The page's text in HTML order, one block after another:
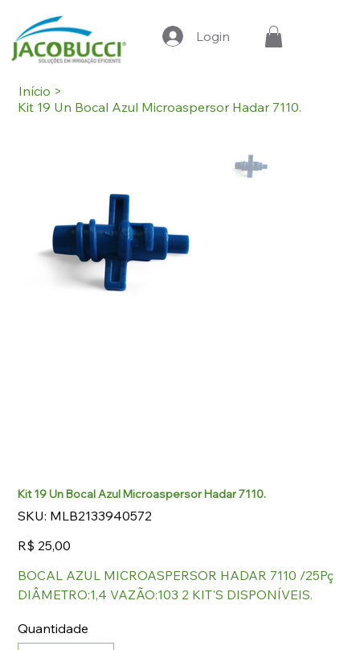
Login
Início >
Kit 19 Un Bocal Azul Microaspersor Hadar 7110.
Kit 19 Un Bocal Azul Microaspersor Hadar 7110.
SKU: SKU
MLB2133940572
MLB2133940572
Preço
R$ 25,00
BOCAL AZUL MICROASPERSOR HADAR 7110 /25Pç
DIÂMETRO:1,4 VAZÃO:103 2 KIT'S DISPONÍVEIS.
Quantidade